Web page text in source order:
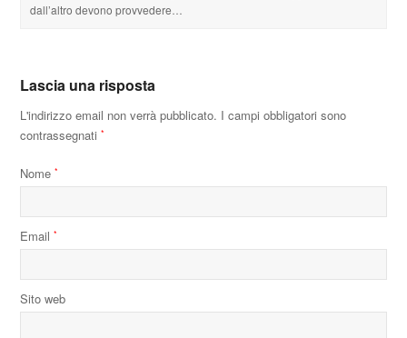
dall’altro devono provvedere…
Lascia una risposta
L'indirizzo email non verrà pubblicato. I campi obbligatori sono
contrassegnati*
Nome*
Email*
Sito web